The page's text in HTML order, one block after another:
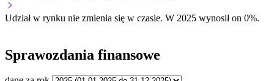
Udział w rynku nie zmienia się w czasie. W 2025 wynosił on 0%.
Sprawozdania finansowe